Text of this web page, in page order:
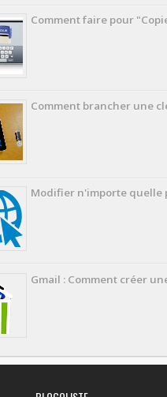
Comment faire pour
Comment brancher une
Modifier n'importe quelle
Gmail : Comment créer